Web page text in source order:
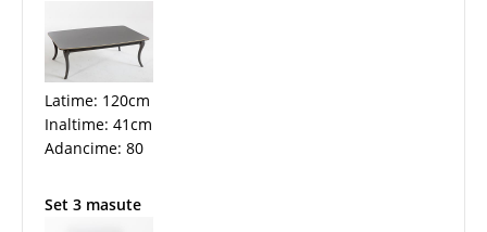
Latime: 120cm
Inaltime: 41cm
Adancime: 80
Set 3 masute